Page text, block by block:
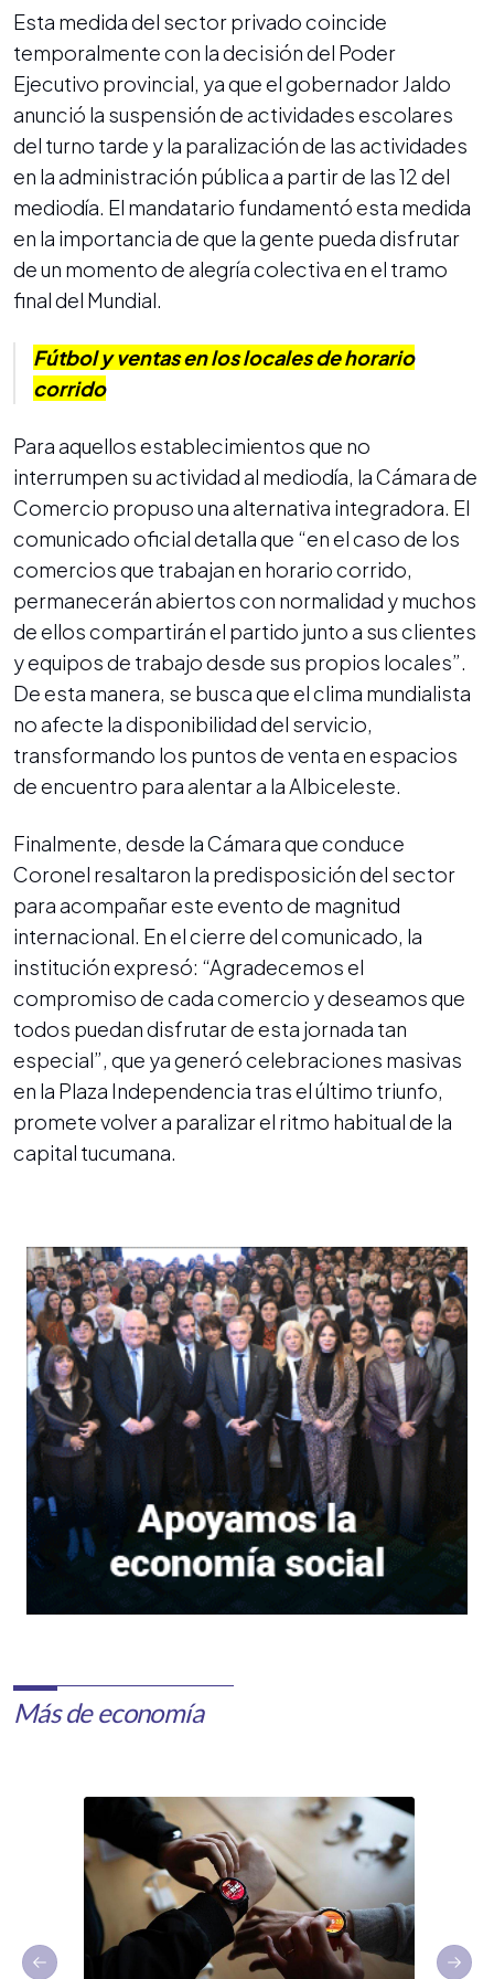
Esta medida del sector privado coincide
temporalmente con la decisión del Poder
Ejecutivo provincial, ya que el gobernador Jaldo
anunció la suspensión de actividades escolares
del turno tarde y la paralización de las actividades
en la administración pública a partir de las 12 del
mediodía. El mandatario fundamentó esta medida
en la importancia de que la gente pueda disfrutar
de un momento de alegría colectiva en el tramo
final del Mundial.
Fútbol y ventas en los locales de horario
corrido
Para aquellos establecimientos que no
interrumpen su actividad al mediodía, la Cámara de
Comercio propuso una alternativa integradora. El
comunicado oficial detalla que “en el caso de los
comercios que trabajan en horario corrido,
permanecerán abiertos con normalidad y muchos
de ellos compartirán el partido junto a sus clientes
y equipos de trabajo desde sus propios locales”.
De esta manera, se busca que el clima mundialista
no afecte la disponibilidad del servicio,
transformando los puntos de venta en espacios
de encuentro para alentar a la Albiceleste.
Finalmente, desde la Cámara que conduce
Coronel resaltaron la predisposición del sector
para acompañar este evento de magnitud
internacional. En el cierre del comunicado, la
institución expresó: “Agradecemos el
compromiso de cada comercio y deseamos que
todos puedan disfrutar de esta jornada tan
especial”, que ya generó celebraciones masivas
en la Plaza Independencia tras el último triunfo,
promete volver a paralizar el ritmo habitual de la
capital tucumana.
Más de economía
Previous slide Next